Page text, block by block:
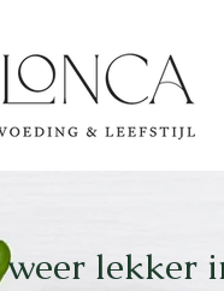
lekker